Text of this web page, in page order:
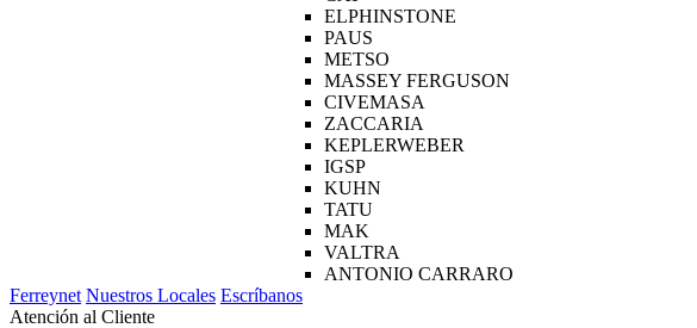
ELPHINSTONE
PAUS
METSO
MASSEY FERGUSON
CIVEMASA
ZACCARIA
KEPLERWEBER
IGSP
KUHN
TATU
MAK
VALTRA
ANTONIO CARRARO
Ferreynet Nuestros Locales Escríbanos
Atención al Cliente